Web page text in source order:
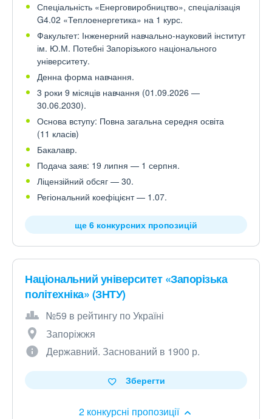
Спеціальність «Енерговиробництво», спеціалізація
G4.02 «Теплоенергетика» на 1 курс.
Факультет: Інженерний навчально-науковий інститут
ім. Ю.М. Потебні Запорізького національного
університету.
Денна форма навчання.
3 роки 9 місяців навчання (01.09.2026 —
30.06.2030).
Основа вступу: Повна загальна середня освіта
(11 класів)
Бакалавр.
Подача заяв: 19 липня — 1 серпня.
Ліцензійний обсяг — 30.
Регіональний коефіцієнт — 1.07.
ще 6 конкурсних пропозицій
Національний університет «Запорізька
політехніка» (ЗНТУ)
№59 в рейтингу по Україні
Запоріжжя
Державний. Заснований в 1900 р.
2 конкурсні пропозиції
Зберегти